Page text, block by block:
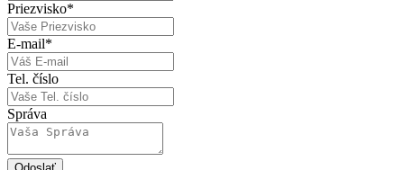
Priezvisko*
E-mail*
Tel. číslo
Správa